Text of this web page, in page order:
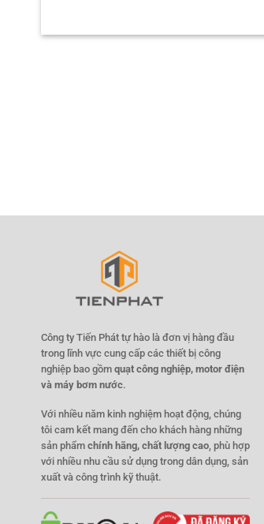
Công ty Tiến Phát tự hào là đơn vị hàng đầu
trong lĩnh vực cung cấp các thiết bị công
nghiệp bao gồm quạt công nghiệp, motor điện
và máy bơm nước.
Với nhiều năm kinh nghiệm hoạt động, chúng
tôi cam kết mang đến cho khách hàng những
sản phẩm chính hãng, chất lượng cao , phù hợp
với nhiều nhu cầu sử dụng trong dân dụng, sản
xuất và công trình kỹ thuật.